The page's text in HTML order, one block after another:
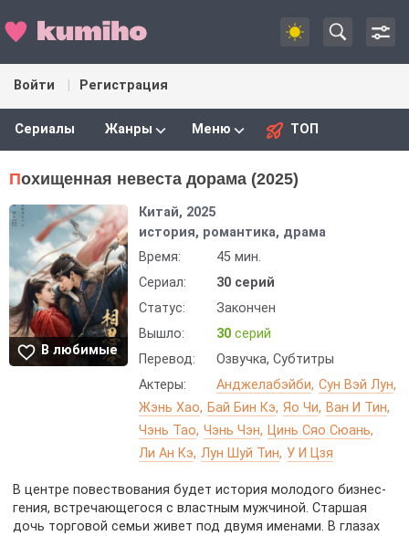
Войти Регистрация
Сериалы Жанры Меню ТОП
Похищенная невеста дорама (2025)
В любимые
Китай, 2025
история, романтика, драма
Время:
45 мин.
Сериал:
30 серий
Статус:
Закончен
Вышло:
30серий
Перевод:
Озвучка, Субтитры
Актеры:
Анджелабэйби Сун Вэй Лун
Жэнь Хао
Бай Бин Кэ Яо Чи
Ван И Тин
Чэнь Тао Чэнь Чэн
Цинь Сяо Сюань
Ли Ан Кэ Лун Шуй Тин У И Цзя
В центре повествования будет история молодого бизнес-
гения, встречающегося с властным мужчиной. Старшая
дочь торговой семьи живет под двумя именами. В глазах